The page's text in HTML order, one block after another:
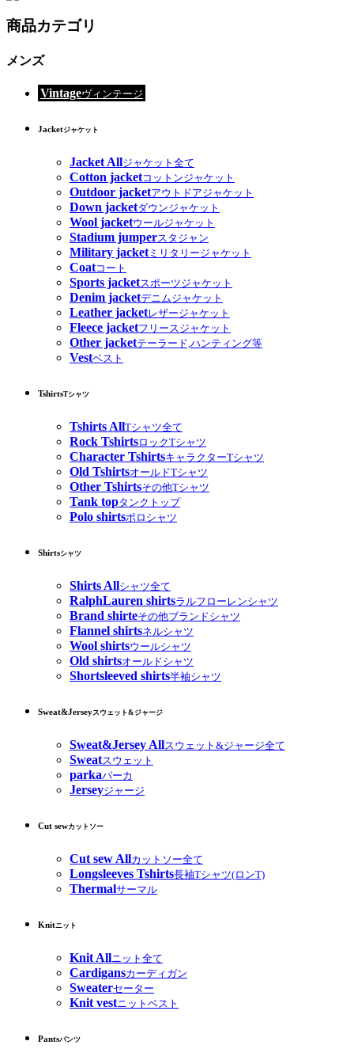
商品カテゴリ
メンズ
Vintageヴィンテージ
Jacketジャケット
Jacket Allジャケット全て
Cotton jacketコットンジャケット
Outdoor jacketアウトドアジャケット
Down jacketダウンジャケット
Wool jacketウールジャケット
Stadium jumperスタジャン
Military jacketミリタリージャケット
Coatコート
Sports jacketスポーツジャケット
Denim jacketデニムジャケット
Leather jacketレザージャケット
Fleece jacketフリースジャケット
Other jacketテーラード,ハンティング等
Vestベスト
TshirtsTシャツ
Tshirts AllTシャツ全て
Rock TshirtsロックTシャツ
Character TshirtsキャラクターTシャツ
Old TshirtsオールドTシャツ
Other Tshirtsその他Tシャツ
Tank topタンクトップ
Polo shirtsポロシャツ
Shirtsシャツ
Shirts Allシャツ全て
RalphLauren shirtsラルフローレンシャツ
Brand shirteその他ブランドシャツ
Flannel shirtsネルシャツ
Wool shirtsウールシャツ
Old shirtsオールドシャツ
Shortsleeved shirts半袖シャツ
Sweat&Jerseyスウェット&ジャージ
Sweat&Jersey Allスウェット&ジャージ全て
Sweatスウェット
parkaパーカ
Jerseyジャージ
Cut sewカットソー
Cut sew Allカットソー全て
Longsleeves Tshirts長袖Tシャツ(ロンT)
Thermalサーマル
Knitニット
Knit Allニット全て
Cardigansカーディガン
Sweaterセーター
Knit vestニットベスト
Pantsパンツ